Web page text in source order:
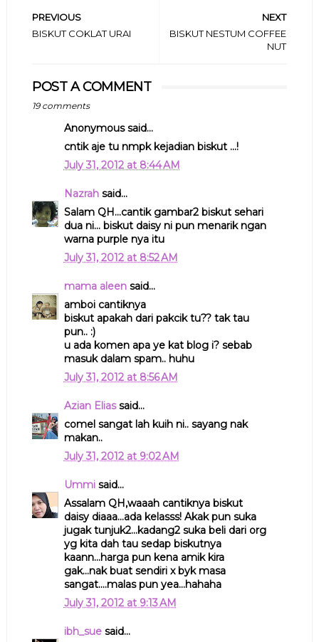
NEXT
BISKUT NESTUM COFFEE
NUT
PREVIOUS
BISKUT COKLAT URAI
POST A COMMENT
19 comments
Anonymous said...
cntik aje tu nmpk kejadian biskut ...!
July 31, 2012 at 8:44 AM
Nazrahsaid...
Salam QH...cantik gambar2 biskut sehari
dua ni... biskut daisy ni pun menarik ngan
warna purple nya itu
July 31, 2012 at 8:52 AM
mama aleensaid...
amboi cantiknya
biskut apakah dari pakcik tu?? tak tau
pun.. :)
u ada komen apa ye kat blog i? sebab
masuk dalam spam.. huhu
July 31, 2012 at 8:56 AM
Azian Eliassaid...
comel sangat lah kuih ni.. sayang nak
makan..
July 31, 2012 at 9:02 AM
Ummisaid...
Assalam QH,waaah cantiknya biskut
daisy diaaa...ada kelasss! Akak pun suka
jugak tunjuk2...kadang2 suka beli dari org
yg kita dah tau sedap biskutnya
kaann...harga pun kena amik kira
gak...nak buat sendiri x byk masa
sangat....malas pun yea...hahaha
July 31, 2012 at 9:13 AM
ibh_suesaid...